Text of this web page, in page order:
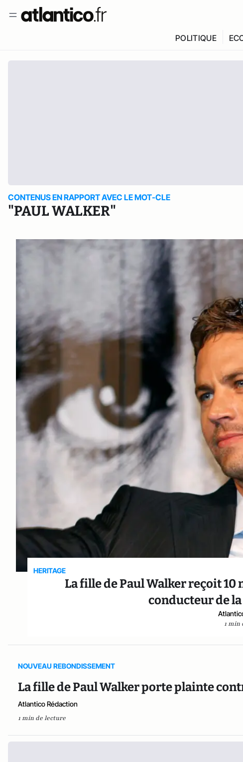
POLITIQUE
CONTENUS EN RAPPORT AVEC LE MOT-CLE
"PAUL WALKER"
HERITAGE
La fille de Paul Walker reçoit
conducteur de
1 min
NOUVEAU REBONDISSEMENT
La fille de Paul Walker porte plainte
Atlantico Rédaction
1 min de lecture